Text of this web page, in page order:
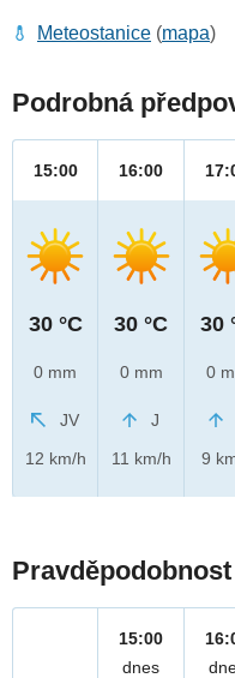
Meteostanice (mapa)
Podrobná
15:00
30 °C
0 mm
JV
12 km/h
16:00
30 °C
0 mm
J
11 km/h
30
0
9
15:00
dnes